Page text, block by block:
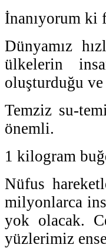
İnanıyorum ki
Dünyamız
ülkelerin
oluşturduğu ve
Temziz su-
önemli.
1 kilogram
Nüfus
milyonlarca
yok olacak.
yüzlerimiz